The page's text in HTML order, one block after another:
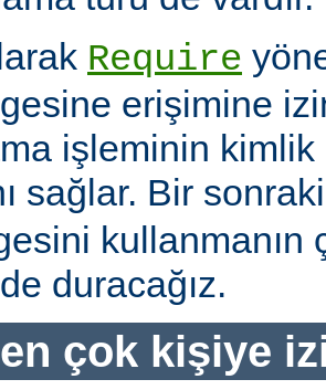
Require
erişimine
işleminin kimlik
sağlar. Bir
kullanmanın
duracağız.
çok kişiye